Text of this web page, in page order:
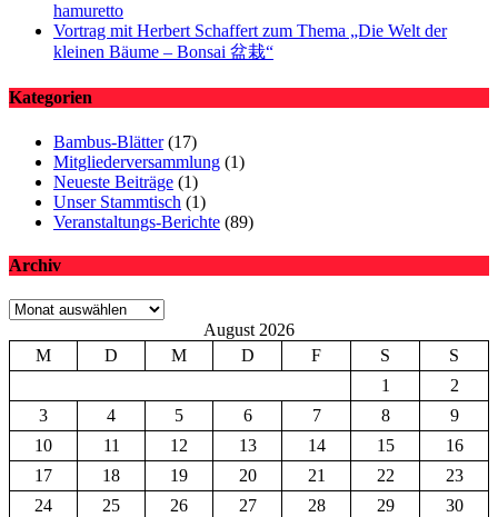
hamuretto
Vortrag mit Herbert Schaffert zum Thema „Die Welt der
kleinen Bäume – Bonsai 盆栽“
Kategorien
Bambus-Blätter(17)
Mitgliederversammlung (1)
Neueste Beiträge (1)
Unser Stammtisch (1)
Veranstaltungs-Berichte (89)
Archiv
Archiv
August 2026
M
D M D F S
S
1
2
3
4 5 6 7 8
9
10
11 12 13 14 15
16
17
18 19 20 21 22
23
24
25 26 27 28 29
30